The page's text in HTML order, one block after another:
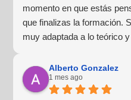
momento en que estás
que finalizas la formación.
muy adaptada a lo teórico
¡Para mí fue una excelente
Alberto Gonzalez
1 mes ago